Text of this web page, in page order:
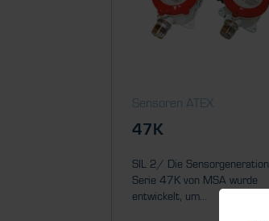
Sensoren ATEX
47K
SIL 2/ Die Sensorgeneration
Serie 47K von MSA wurde
entwickelt, um...